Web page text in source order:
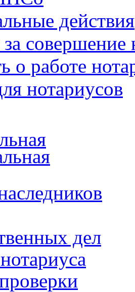
действия
совершение
о работе
нотариусов
дел